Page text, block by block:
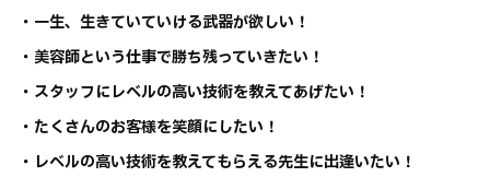
・一生、生きていていける武器が欲しい！
・美容師という仕事で勝ち残っていきたい！
・スタッフにレベルの高い技術を教えてあげたい！
・たくさんのお客様を笑顔にしたい！
・レベルの高い技術を教えてもらえる先生に出逢いたい！